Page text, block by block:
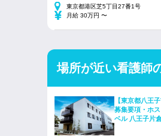
東京都港区芝5丁目27番1号
月給 30万円 〜
場所が近い看護師
【東京都八王
募集要項・ホ
ベル 八王子片